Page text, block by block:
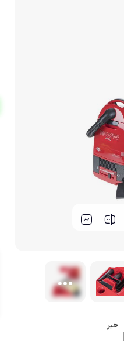
گوشت کوب برقی
لوازم پخت و پز
|
خیر